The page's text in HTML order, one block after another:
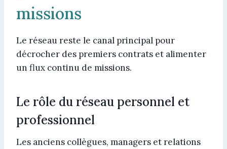
missions
Le réseau reste le canal principal pour
décrocher des premiers contrats et alimenter
un flux continu de missions.
Le rôle du réseau personnel et
professionnel
Les anciens collègues, managers et relations